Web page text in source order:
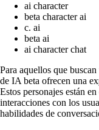
ai character
beta character ai
c. ai
beta ai
ai character chat
Para aquellos que
de IA beta ofrecen una
Estos personajes están
interacciones con los
habilidades de